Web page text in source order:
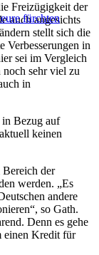
fürchten
Freizügigkeit der
auch angesichts
stellt sich die
Verbesserungen in
sei im Vergleich
sehr viel zu
in
in Bezug auf
keinen
der
werden. „Es
andere
so Gath.
Denn es gehe
einen Kredit für